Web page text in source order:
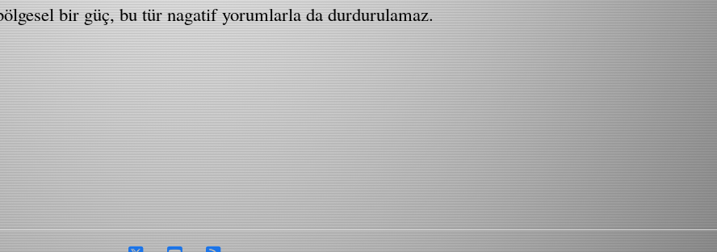
bir güç, bu tür nagatif yorumlarla da durdurulamaz.